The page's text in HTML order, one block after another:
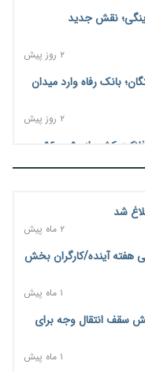
نقش جدید
۲ روز پیش
بانک رفاه وارد میدان
۲ روز پیش
فشار اقتصادی در مسیر صعود؛ شاخص فلاکت کشور از ۹۰ به ۹۶
فین‌تک‌ها وارد میدان
۲ روز پیش
تحصیلات تکمیلی
سپرده قانونی با هدف
۲ ماه پیش
هفته آینده/کارگران بخش
۱ ماه پیش
افزایش سقف انتقال وجه برای
۱ ماه پیش